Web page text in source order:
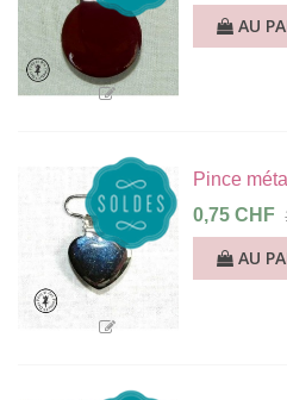
AU
Pince
0,75 CHF
AU